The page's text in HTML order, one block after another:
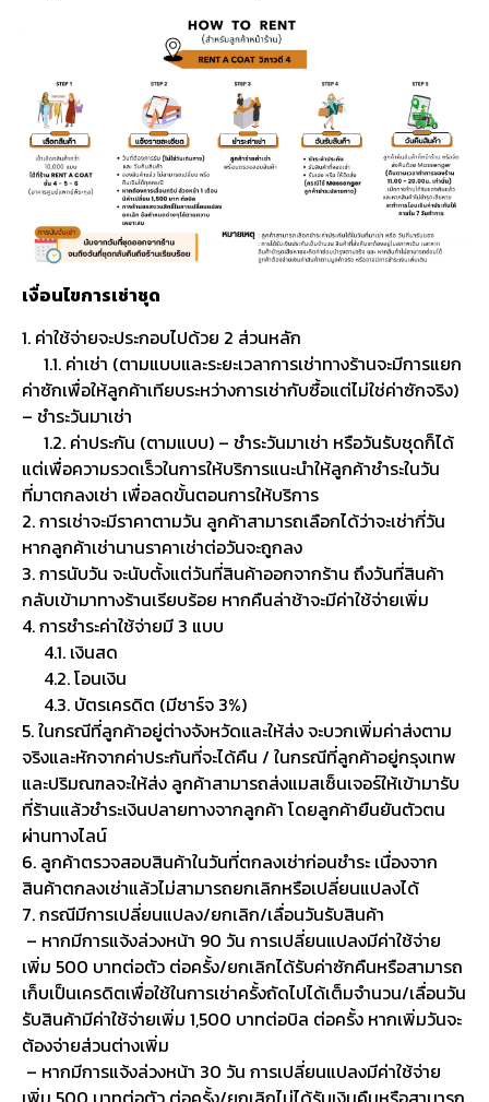
เงื่อนไขการเช่าชุด
1. ค่าใช้จ่ายจะประกอบไปด้วย 2 ส่วนหลัก
1.1. ค่าเช่า (ตามแบบและระยะเวลาการเช่าทางร้านจะมีการแยก
ค่าซักเพื่อให้ลูกค้าเทียบระหว่างการเช่ากับซื้อแต่ไม่ใช่ค่าซักจริง)
– ชำระวันมาเช่า
1.2. ค่าประกัน (ตามแบบ) – ชำระวันมาเช่า หรือวันรับชุดก็ได้
แต่เพื่อความรวดเร็วในการให้บริการแนะนำให้ลูกค้าชำระในวัน
ที่มาตกลงเช่า เพื่อลดขั้นตอนการให้บริการ
2. การเช่าจะมีราคาตามวัน ลูกค้าสามารถเลือกได้ว่าจะเช่ากี่วัน
หากลูกค้าเช่านานราคาเช่าต่อวันจะถูกลง
3. การนับวัน จะนับตั้งแต่วันที่สินค้าออกจากร้าน ถึงวันที่สินค้า
กลับเข้ามาทางร้านเรียบร้อย หากคืนล่าช้าจะมีค่าใช้จ่ายเพิ่ม
4. การชำระค่าใช้จ่ายมี 3 แบบ
4.1. เงินสด
4.2. โอนเงิน
4.3. บัตรเครดิต (มีชาร์จ 3%)
5. ในกรณีที่ลูกค้าอยู่ต่างจังหวัดและให้ส่ง จะบวกเพิ่มค่าส่งตาม
จริงและหักจากค่าประกันที่จะได้คืน / ในกรณีที่ลูกค้าอยู่กรุงเทพ
และปริมณฑลจะให้ส่ง ลูกค้าสามารถส่งแมสเซ็นเจอร์ให้เข้ามารับ
ที่ร้านแล้วชำระเงินปลายทางจากลูกค้า โดยลูกค้ายืนยันตัวตน
ผ่านทางไลน์
6. ลูกค้าตรวจสอบสินค้าในวันที่ตกลงเช่าก่อนชำระ เนื่องจาก
สินค้าตกลงเช่าแล้วไม่สามารถยกเลิกหรือเปลี่ยนแปลงได้
7. กรณีมีการเปลี่ยนแปลง/ยกเลิก/เลื่อนวันรับสินค้า
– หากมีการแจ้งล่วงหน้า 90 วัน การเปลี่ยนแปลงมีค่าใช้จ่าย
เพิ่ม 500 บาทต่อตัว ต่อครั้ง/ยกเลิกได้รับค่าซักคืนหรือสามารถ
เก็บเป็นเครดิตเพื่อใช้ในการเช่าครั้งถัดไปได้เต็มจำนวน/เลื่อนวัน
รับสินค้ามีค่าใช้จ่ายเพิ่ม 1,500 บาทต่อบิล ต่อครั้ง หากเพิ่มวันจะ
ต้องจ่ายส่วนต่างเพิ่ม
– หากมีการแจ้งล่วงหน้า 30 วัน การเปลี่ยนแปลงมีค่าใช้จ่าย